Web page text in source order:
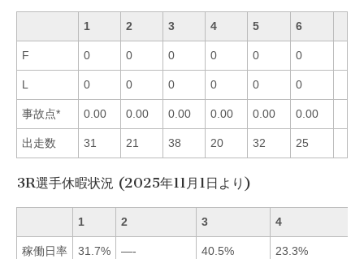
1 2 3 4 5 6
F 0 0 0 0 0 0
L 0 0 0 0 0 0
事故点* 0.00 0.00 0.00 0.00 0.00 0.00
出走数 31 21 38 20 32 25
3R選手休暇状況 (2025年11月1日より)
1 2 3 4
稼働日率 31.7% —- 40.5% 23.3%